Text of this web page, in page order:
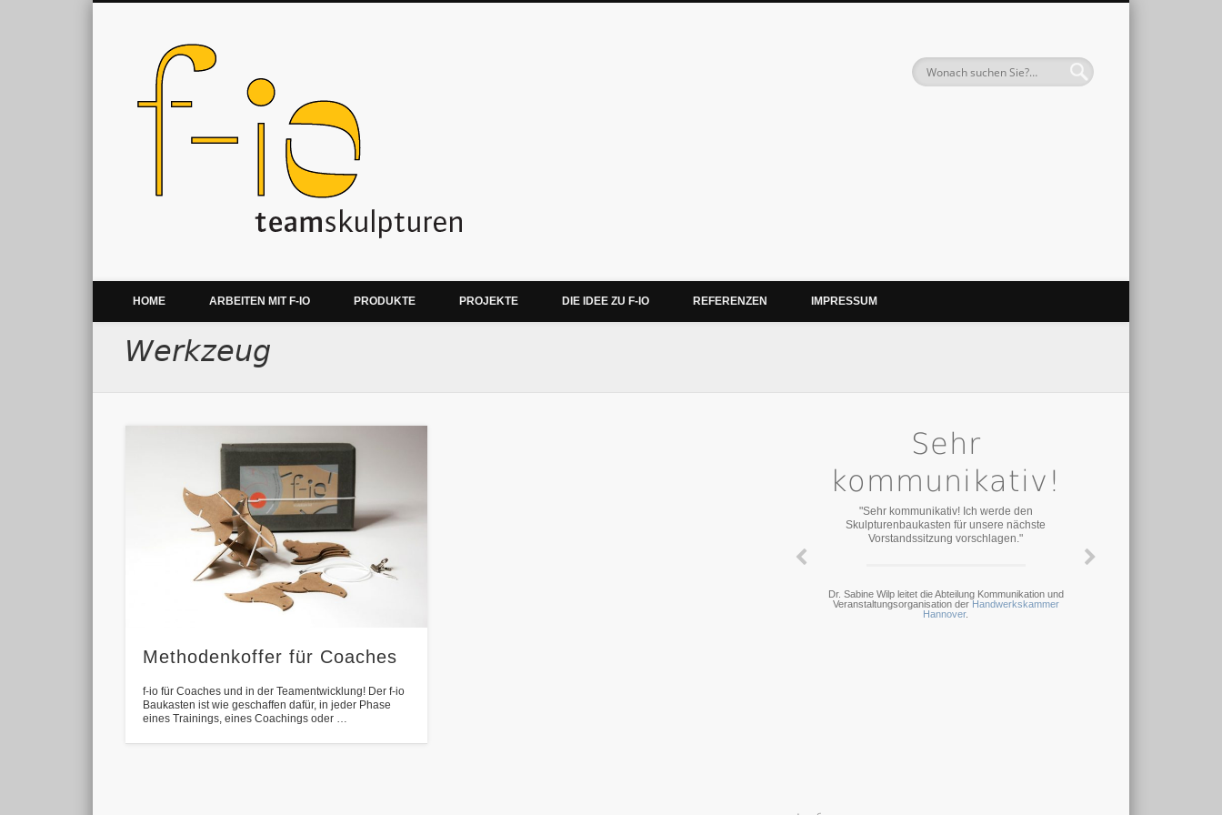
Kreative Teamentwicklung & Teamevents
HOME ARBEITEN MIT F-IO PRODUKTE PROJEKTE DIE IDEE ZU F-IO REFERENZEN IMPRESSUM
Werkzeug
Methodenkoffer für Coaches
f-io für Coaches und in der Teamentwicklung! Der f-io
Baukasten ist wie geschaffen dafür, in jeder Phase
eines Trainings, eines Coachings oder …
Sehr
kommunikativ!
"Sehr kommunikativ! Ich werde den
Skulpturenbaukasten für unsere nächste
Vorstandssitzung vorschlagen."
Dr. Sabine Wilp leitet die Abteilung Kommunikation und
Veranstaltungsorganisation der Handwerkskammer
Hannover.